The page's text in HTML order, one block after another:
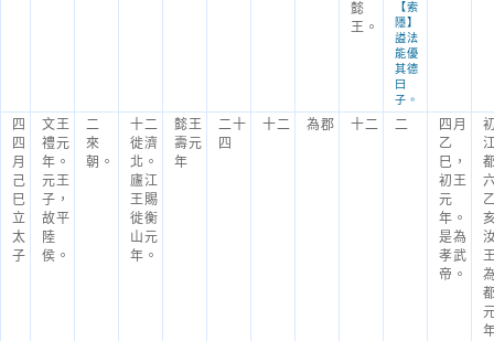
懿
王。
【索
隱】
謚法
能優
其德
曰
子。
四
四
月
己
巳
立
太
子
文王
禮元
年。
元王
子，
故平
陸
侯。
二
來
朝。
十二
徙濟
北。
廬江
王賜
徙衡
山元
年。
懿王
壽元
年
二十
四
十二 為郡 十二 二
四月
乙
巳，
初王
元
年。
是為
孝武
帝。